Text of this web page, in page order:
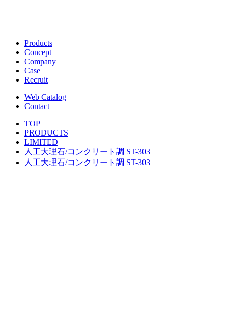
Products
Concept
Company
Case
Recruit
Web Catalog
Contact
TOP
PRODUCTS
LIMITED
人工大理石/コンクリート調 ST-303
人工大理石/コンクリート調 ST-303